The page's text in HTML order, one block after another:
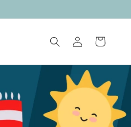
Accedi Carrello